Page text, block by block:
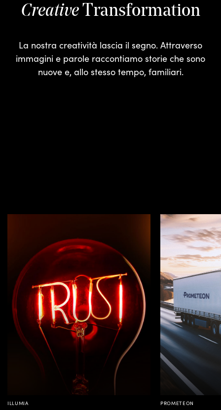
CreativeTransformation
La nostra creatività lascia il segno. Attraverso
immagini e parole raccontiamo storie che sono
nuove e, allo stesso tempo, familiari.
ILLUMIA PROMETEON